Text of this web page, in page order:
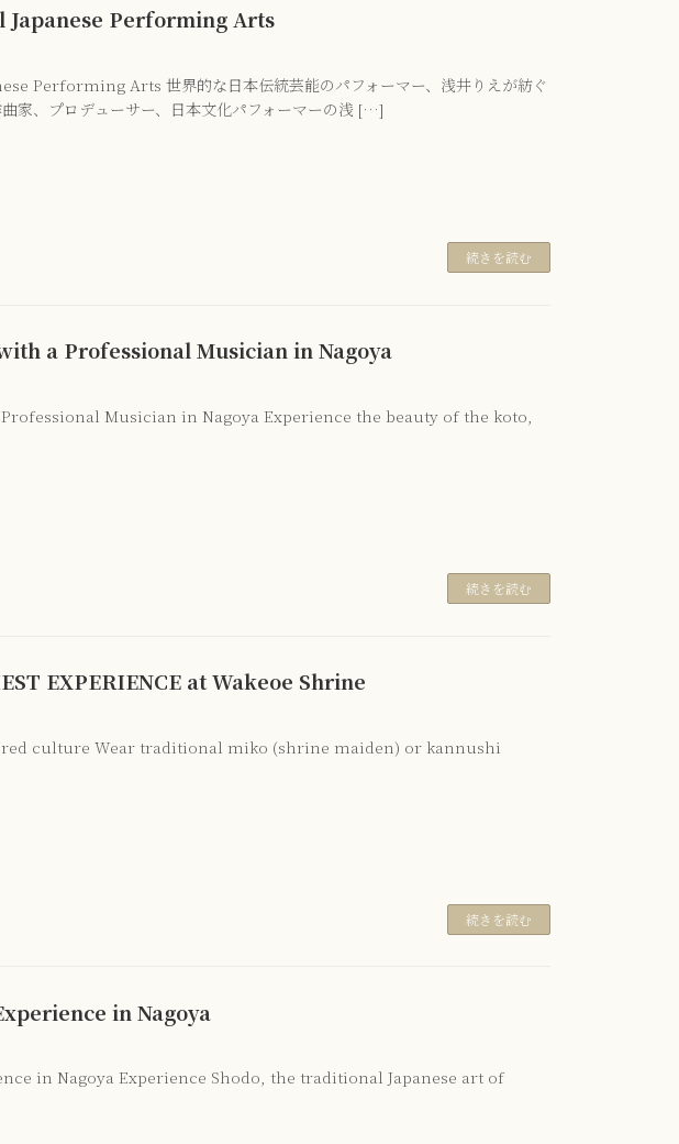
Japanese Performing Arts
Performing Arts 世界的な日本伝統芸能のパフォーマー、浅井りえが紡ぐ
家、プロデューサー、日本文化パフォーマーの浅 […]
続きを読む
a Professional Musician in Nagoya
Musician in Nagoya Experience the beauty of the koto,
続きを読む
EXPERIENCE at Wakeoe Shrine
culture Wear traditional miko (shrine maiden) or kannushi
続きを読む
in Nagoya
in Nagoya Experience Shodo, the traditional Japanese art of